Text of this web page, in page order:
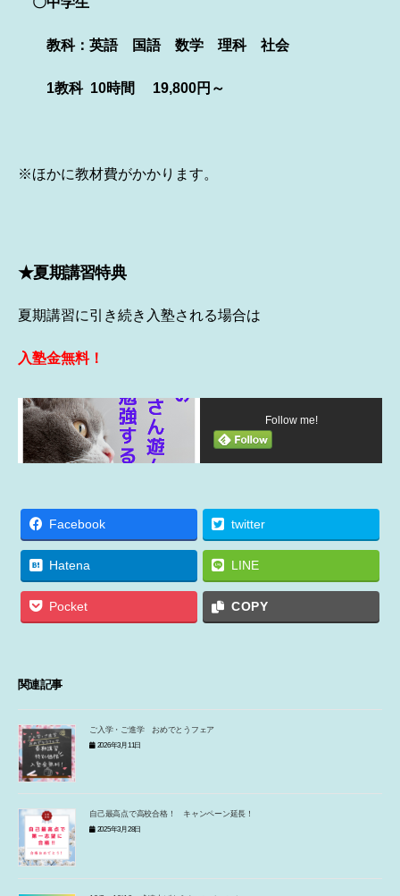
教科： 英語国語 数学 理科 社会
1教科 10時間 19,800円～
※ほかに教材費がかかります。
★夏期講習特典
夏期講習に引き続き入塾される場合は
入塾金無料！
Follow me!
Facebook twitter
Hatena LINE
Pocket COPY
関連記事
ご入学・ご進学 おめでとうフェア
2026年3月11日
自己最高点で高校合格！ キャンペーン延長！
2025年3月28日